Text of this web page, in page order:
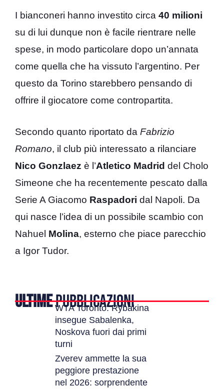
I bianconeri hanno investito circa 40 milioni
su di lui dunque non è facile rientrare nelle
spese, in modo particolare dopo un’annata
come quella che ha vissuto l’argentino. Per
questo da Torino starebbero pensando di
offrire il giocatore come contropartita.
Secondo quanto riportato da Fabrizio
Romano, il club più interessato a rilanciare
Nico Gonzlaez è l’Atletico Madrid del Cholo
Simeone che ha recentemente pescato dalla
Serie A Giacomo Raspadori dal Napoli. Da
qui nasce l’idea di un possibile scambio con
Nahuel Molina, esterno che piace parecchio
a Igor Tudor.
ULTIMEPUBBLICAZIONI
WTA Toronto: Rybakina
insegue Sabalenka,
Noskova fuori dai primi
turni
Zverev ammette la sua
peggiore prestazione
nel 2026: sorprendente